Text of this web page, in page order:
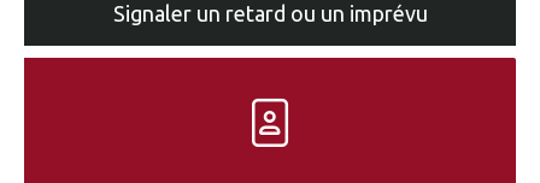
Signaler un retard ou un imprévu